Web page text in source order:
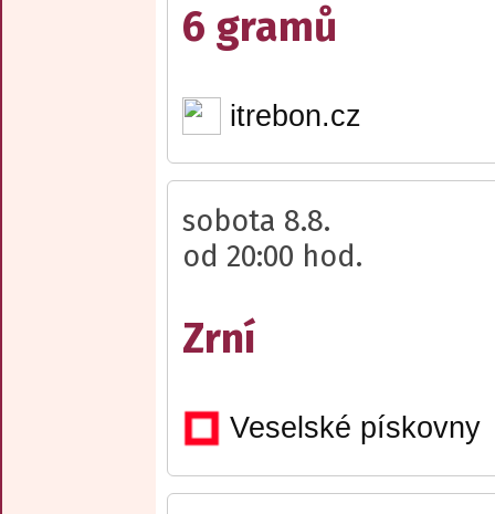
6 gramů
itrebon.cz
sobota 8.8.
od 20:00 hod.
Zrní
Veselské pískovny